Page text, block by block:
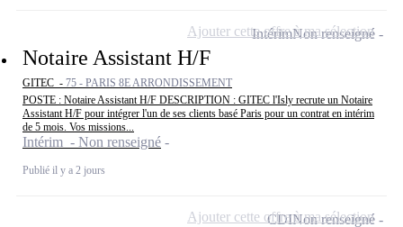
Notaire Assistant H/F
GITEC - 75 - PARIS 8E ARRONDISSEMENT
POSTE : Notaire Assistant H/F DESCRIPTION : GITEC l'Isly recrute un Notaire
Assistant H/F pour intégrer l'un de ses clients basé Paris pour un contrat en intérim
de 5 mois. Vos missions...
Intérim - Non renseigné
Publié il y a 2 jours
IntérimNon renseigné
Ajouter cette offre à ma sélection
CDINon renseigné
Ajouter cette offre à ma sélection